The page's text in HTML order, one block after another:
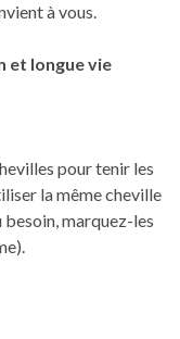
à vous.
et longue vie
pour tenir les
la même cheville
marquez-les